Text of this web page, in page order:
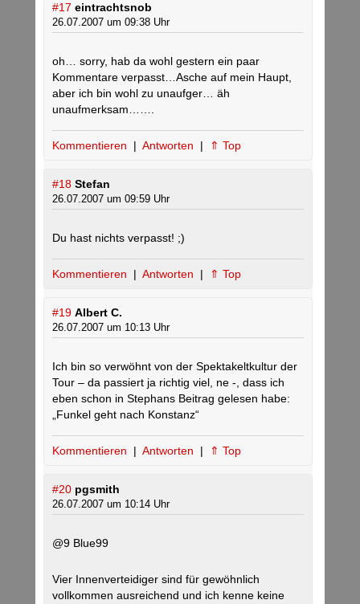
#17 eintrachtsnob
26.07.2007 um 09:38 Uhr
oh… sorry, hab da wohl gestern ein paar
Kommentare verpasst…Asche auf mein Haupt,
aber ich bin wohl zu unaufger… äh
unaufmerksam…….
Kommentieren | Antworten | ⇑ Top
#18 Stefan
26.07.2007 um 09:59 Uhr
Du hast nichts verpasst! ;)
Kommentieren | Antworten | ⇑ Top
#19 Albert C.
26.07.2007 um 10:13 Uhr
Ich bin so verwöhnt von der Spektakeltkultur der
Tour – da passiert ja richtig viel, ne -, dass ich
eben schon in Stephans Beitrag gelesen habe:
„Funkel geht nach Konstanz“
Kommentieren | Antworten | ⇑ Top
#20 pgsmith
26.07.2007 um 10:14 Uhr
@9 Blue99
Vier Innenverteidiger sind für gewöhnlich
vollkommen ausreichend und ich kenne keine